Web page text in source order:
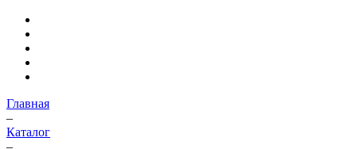
Главная
–
Каталог
–